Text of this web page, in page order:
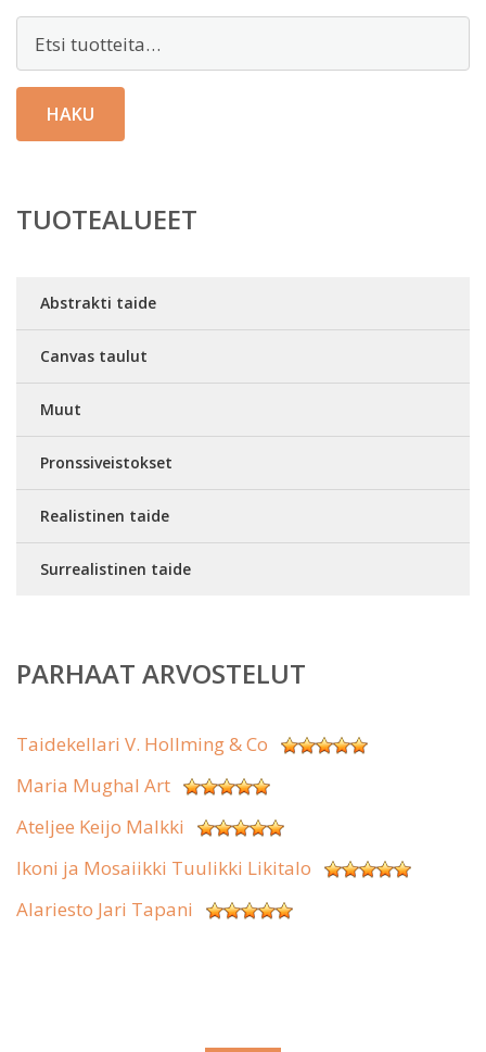
HAKU
TUOTEALUEET
Abstrakti taide
Canvas taulut
Muut
Pronssiveistokset
Realistinen taide
Surrealistinen taide
PARHAAT ARVOSTELUT
Taidekellari V. Hollming & Co
Maria Mughal Art
Ateljee Keijo Malkki
Ikoni ja Mosaiikki Tuulikki Likitalo
Alariesto Jari Tapani